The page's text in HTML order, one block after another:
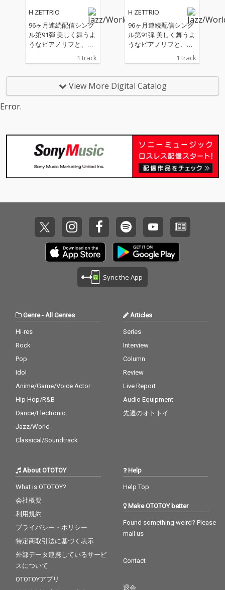
H ZETTRIO
96ヶ月連続配信シング
ル第91弾 美しく舞うよ
うなピアノリフと、土
リズム、そして軽やか
なすアンサンブルは、
ポジティブなエネルギ
1 track
H ZETTRIO
96ヶ月連続配信シング
ル第91弾 美しく舞うよ
うなピアノリフと、土
着的な躍動感を宿した
リズム、そして軽やか
なすアンサンブルは、
ポジティブなエネルギ
1 track
View More Digital Catalog
Error.
Sync the App
Genre- All Genres
Hi-res
Rock
Pop
Idol
Anime/Game/Voice Actor
Hip Hop/R&B
Dance/Electronic
Jazz/World
Classical/Soundtrack
Articles
Series
Interview
Column
Review
Live Report
Audio Equipment
先週のオトトイ
About OTOTOY
What is OTOTOY?
会社概要
利用規約
プライバシー・ポリシー
特定商取引法に基づく表示
外部データ連携しているサービ
スについて
OTOTOYアプリ
Help
Help Top
Make OTOTOY better
Found something weird? Please
mail us
Contact
退会